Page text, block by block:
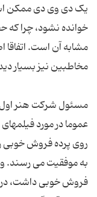
یک دی وی دی ممکن
خوانده نشود، چرا که
مشابه آن است.
مسئول شرکت هنر اول،
عموما در مورد
روی پرده فروش خوبی
به موفقیت می رسند.
فروش خوبی داشت، در